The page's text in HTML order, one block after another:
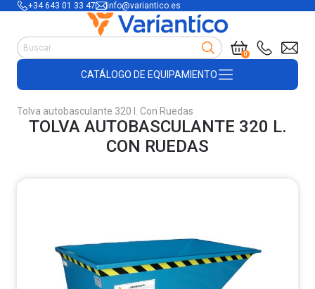
+34 643 01 33 47 info@variantico.es
0
CATÁLOGO DE EQUIPAMIENTO
Accesorios para carretillas
Útiles de almacén
Productos de plástico y madera
Encofrado
Tolva autobasculante 320 l. Con Ruedas
TOLVA AUTOBASCULANTE 320 L.
CON RUEDAS